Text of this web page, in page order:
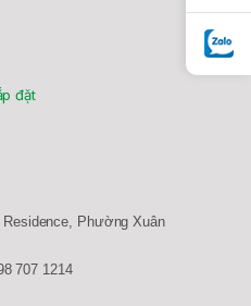
đặt
Phường Xuân
707 1214